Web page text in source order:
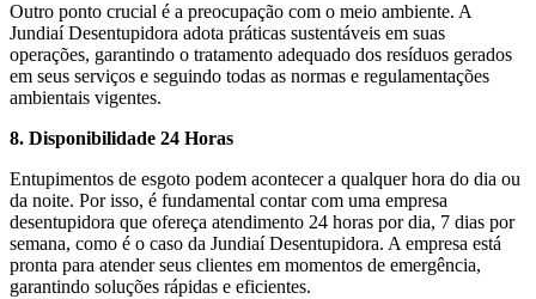
Outro ponto crucial é a preocupação com o meio ambiente. A
Jundiaí Desentupidora adota práticas sustentáveis em suas
operações, garantindo o tratamento adequado dos resíduos gerados
em seus serviços e seguindo todas as normas e regulamentações
ambientais vigentes.
8. Disponibilidade 24 Horas
Entupimentos de esgoto podem acontecer a qualquer hora do dia ou
da noite. Por isso, é fundamental contar com uma empresa
desentupidora que ofereça atendimento 24 horas por dia, 7 dias por
semana, como é o caso da Jundiaí Desentupidora. A empresa está
pronta para atender seus clientes em momentos de emergência,
garantindo soluções rápidas e eficientes.